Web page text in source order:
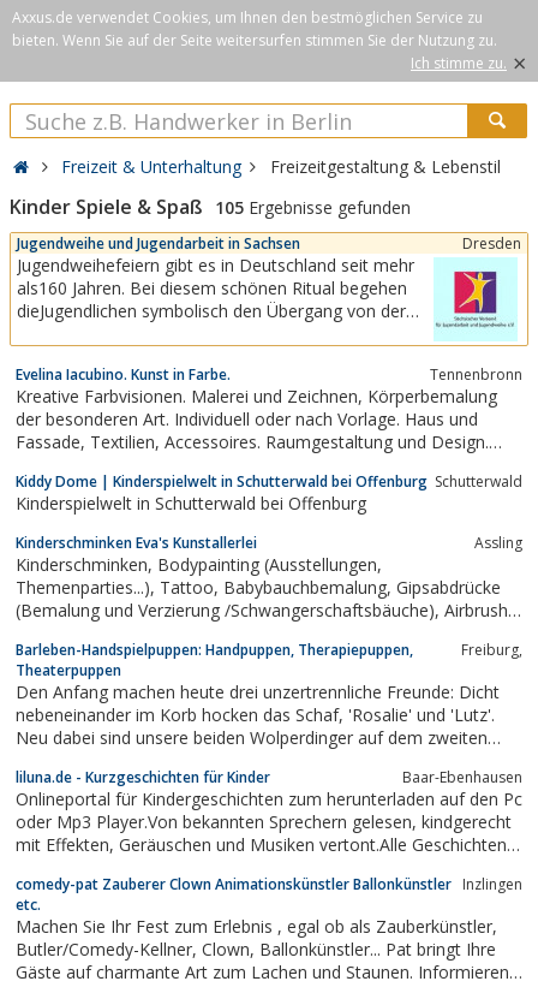
Axxus.de verwendet Cookies, um Ihnen den bestmöglichen Service zu
bieten. Wenn Sie auf der Seite weitersurfen stimmen Sie der Nutzung zu.
Ich stimme zu. ×
Freizeit & Unterhaltung Freizeitgestaltung & Lebenstil
Kinder Spiele & Spaß 105 Ergebnisse gefunden
Jugendweihe und Jugendarbeit in Sachsen Dresden
Jugendweihefeiern gibt es in Deutschland seit mehr
als160 Jahren. Bei diesem schönen Ritual begehen
dieJugendlichen symbolisch den Übergang von der
pflegen damit eine bald 170-jährige Tradition. Wir
sehen und verstehen uns als...
Evelina Iacubino. Kunst in Farbe. Tennenbronn
Kreative Farbvisionen. Malerei und Zeichnen, Körperbemalung
der besonderen Art. Individuell oder nach Vorlage. Haus und
Fassade, Textilien, Accessoires. Raumgestaltung und Design.
Pinsel und Schwamm, Öl ... Aussergewöhnliches Farbenspiel und
Motive....
Kiddy Dome | Kinderspielwelt in Schutterwald bei Offenburg Schutterwald
Kinderspielwelt in Schutterwald bei Offenburg
Kinderschminken Eva's Kunstallerlei Assling
Kinderschminken, Bodypainting (Ausstellungen,
Themenparties...), Tattoo, Babybauchbemalung, Gipsabdrücke
(Bemalung und Verzierung /Schwangerschaftsbäuche), Airbrush,
in Ihren Event.Aktionsradius: München und Umgebung,
Rosenheim, Ebersberg,...
Barleben-Handspielpuppen: Handpuppen, Therapiepuppen,
Theaterpuppen
Freiburg,
Den Anfang machen heute drei unzertrennliche Freunde: Dicht
nebeneinander im Korb hocken das Schaf, 'Rosalie' und 'Lutz'.
Neu dabei sind unsere beiden Wolperdinger auf dem zweiten
Freunde sind oder eher nicht...Die Ziege ist auch wieder da und...
liluna.de - Kurzgeschichten für Kinder Baar-Ebenhausen
Onlineportal für Kindergeschichten zum herunterladen auf den Pc
oder Mp3 Player.Von bekannten Sprechern gelesen, kindgerecht
mit Effekten, Geräuschen und Musiken vertont.Alle Geschichten
Allgemein und Wissen eingeteilt. Auf diesem Portal finden Sie
Kurzgeschichten für...
comedy-pat Zauberer Clown Animationskünstler Ballonkünstler
etc.
Inzlingen
Machen Sie Ihr Fest zum Erlebnis , egal ob als Zauberkünstler,
Butler/Comedy-Kellner, Clown, Ballonkünstler... Pat bringt Ihre
Gäste auf charmante Art zum Lachen und Staunen. Informieren